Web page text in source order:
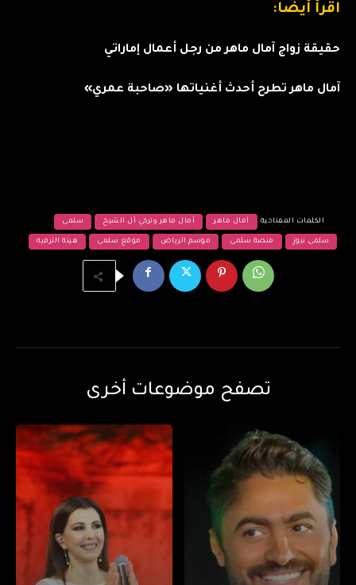
اقرأ أيضا:
حقيقة زواج آمال ماهر من رجل أعمال إماراتي
آمال ماهر تطرح أحدث أغنياتها «صاحبة عمري»
الكلمات المفتاحية آمال ماهر آمال ماهر وتركي آل الشيخ سلمى
سلمى نيوز منصة سلمى موسم الرياض موقع سلمى هيئة الترفيه
تصفح موضوعات أخرى